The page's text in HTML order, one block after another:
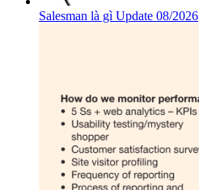
Salesman là gì Update 08/2026